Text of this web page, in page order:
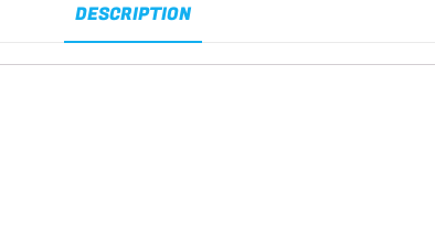
DESCRIPTION